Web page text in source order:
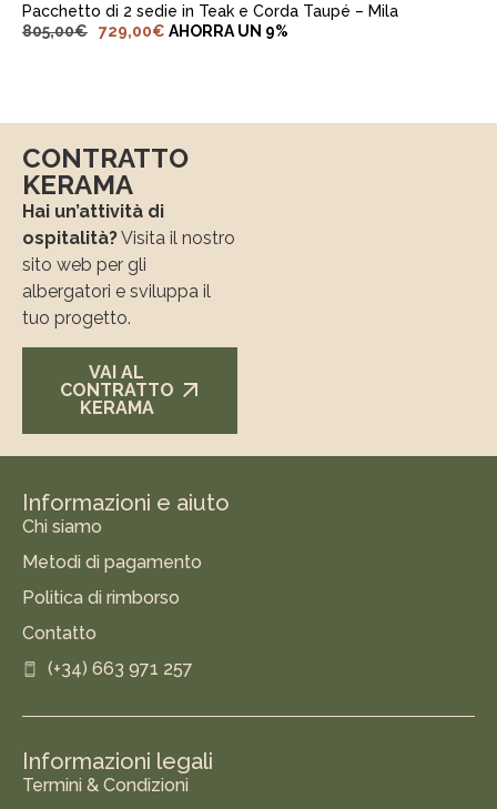
Pacchetto di 2 sedie in Teak e Corda Taupé – Mila
805,00€ 729,00€ AHORRA UN 9%
CONTRATTO
KERAMA
Hai un’attività di
ospitalità?Visita il nostro
sito web per gli
albergatori e sviluppa il
tuo progetto.
VAI AL
CONTRATTO
KERAMA
Informazioni e aiuto
Chi siamo
Metodi di pagamento
Politica di rimborso
Contatto
(+34) 663 971 257
Informazioni legali
Termini & Condizioni